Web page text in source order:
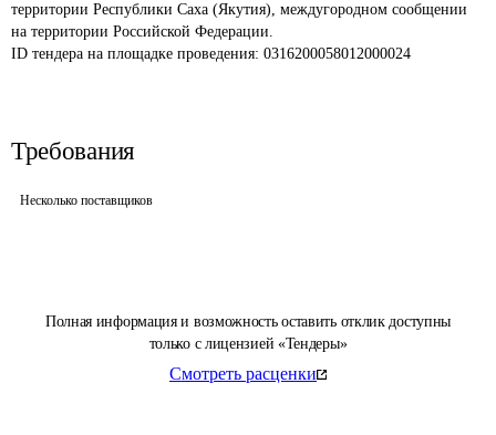
Полная информация и возможность оставить отклик доступны
только с лицензией «Тендеры»
Смотреть расценки
территории Республики Саха (Якутия), междугородном сообщении
на территории Российской Федерации.
ID тендера на площадке проведения: 0316200058012000024
Требования
Несколько поставщиков